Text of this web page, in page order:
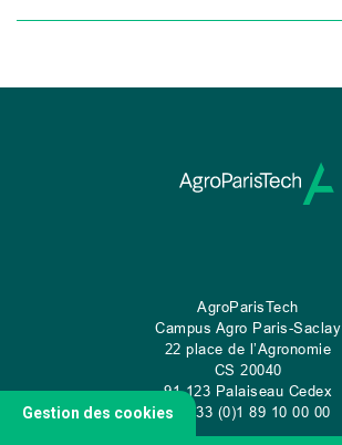
AgroParisTech
Campus Agro Paris-Saclay
22 place de l’Agronomie
CS 20040
91 123 Palaiseau Cedex
Tel: 33 (0)1 89 10 00 00
Gestion des cookies